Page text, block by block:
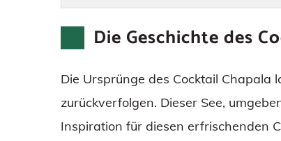
Die Geschichte des
Die Ursprünge des Cocktail Chapala
zurückverfolgen. Dieser See,
Inspiration für diesen erfrischenden